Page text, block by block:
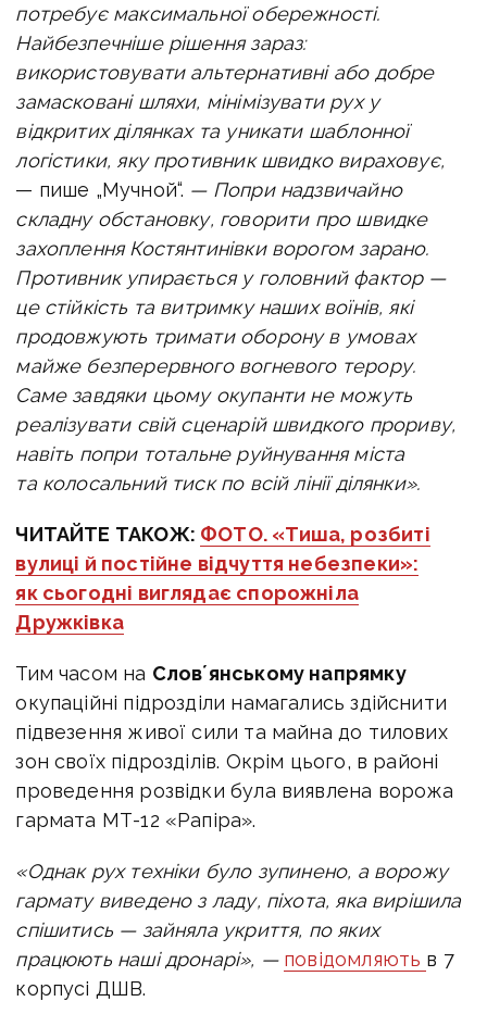
потребує максимальної обережності.
Найбезпечніше рішення зараз:
використовувати альтернативні або добре
замасковані шляхи, мінімізувати рух у
відкритих ділянках та уникати шаблонної
логістики, яку противник швидко вираховує,
— пише „Мучной“. — Попри надзвичайно
складну обстановку, говорити про швидке
захоплення Костянтинівки ворогом зарано.
Противник упирається у головний фактор —
це стійкість та витримку наших воїнів, які
продовжують тримати оборону в умовах
майже безперервного вогневого терору.
Саме завдяки цьому окупанти не можуть
реалізувати свій сценарій швидкого прориву,
навіть попри тотальне руйнування міста
та колосальний тиск по всій лінії ділянки».
ЧИТАЙТЕ ТАКОЖ: ФОТО. «Тиша, розбиті
вулиці й постійне відчуття небезпеки»:
як сьогодні виглядає спорожніла
Дружківка
Тим часом на Словʼянському напрямку
окупаційні підрозділи намагались здійснити
підвезення живої сили та майна до тилових
зон своїх підрозділів. Окрім цього, в районі
проведення розвідки була виявлена ворожа
гармата МТ-12 «Рапіра».
«Однак рух техніки було зупинено, а ворожу
гармату виведено з ладу, піхота, яка вирішила
спішитись — зайняла укриття, по яких
працюють наші дронарі», — повідомляють в 7
корпусі ДШВ.